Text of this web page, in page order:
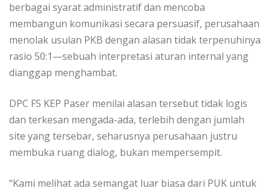
berbagai syarat administratif dan mencoba
membangun komunikasi secara persuasif, perusahaan
menolak usulan PKB dengan alasan tidak terpenuhinya
rasio 50:1—sebuah interpretasi aturan internal yang
dianggap menghambat.
DPC FS KEP Paser menilai alasan tersebut tidak logis
dan terkesan mengada-ada, terlebih dengan jumlah
site yang tersebar, seharusnya perusahaan justru
membuka ruang dialog, bukan mempersempit.
“Kami melihat ada semangat luar biasa dari PUK untuk